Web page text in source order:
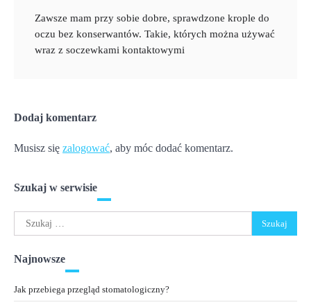
Zawsze mam przy sobie dobre, sprawdzone krople do
oczu bez konserwantów. Takie, których można używać
wraz z soczewkami kontaktowymi
Dodaj komentarz
Musisz się zalogować, aby móc dodać komentarz.
Szukaj w serwisie
Szukaj:
Najnowsze
Jak przebiega przegląd stomatologiczny?